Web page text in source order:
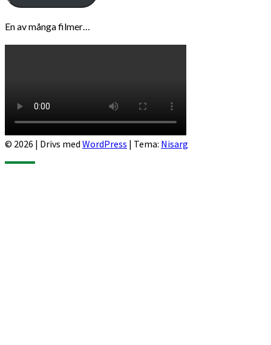
En av många filmer…
© 2026 | Drivs med WordPress | Tema: Nisarg